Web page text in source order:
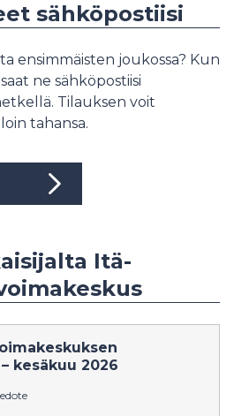
sähköpostiisi
ensimmäisten joukossa? Kun
ne sähköpostiisi
Tilauksen voit
tahansa.
Itä-
kesäkuu 2026